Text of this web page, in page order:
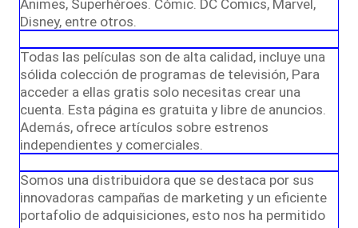
Animes, Superhéroes. Cómic. DC Comics, Marvel,
Disney, entre otros.
Todas las películas son de alta calidad, incluye una
sólida colección de programas de televisión, Para
acceder a ellas gratis solo necesitas crear una
cuenta. Esta página es gratuita y libre de anuncios.
Además, ofrece artículos sobre estrenos
independientes y comerciales.
Somos una distribuidora que se destaca por sus
innovadoras campañas de marketing y un eficiente
portafolio de adquisiciones, esto nos ha permitido